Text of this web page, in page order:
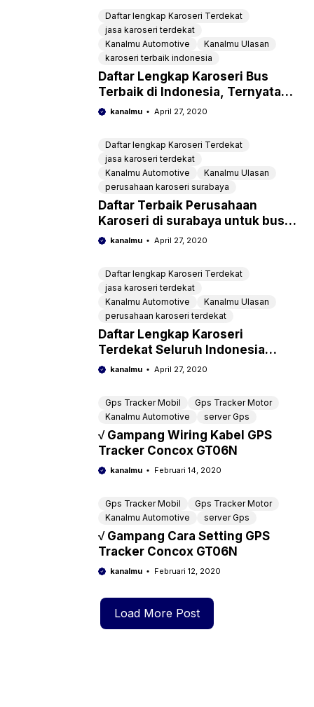
Daftar lengkap Karoseri Terdekat
jasa karoseri terdekat
Kanalmu Automotive
Kanalmu Ulasan
karoseri terbaik indonesia
Daftar Lengkap Karoseri Bus
Terbaik di Indonesia, Ternyata
Sudah Mendunia Juga
kanalmu April 27, 2020
Daftar lengkap Karoseri Terdekat
jasa karoseri terdekat
Kanalmu Automotive
Kanalmu Ulasan
perusahaan karoseri surabaya
Daftar Terbaik Perusahaan
Karoseri di surabaya untuk bus
dan truck lengkap dengan nomor
kanalmu April 27, 2020
Daftar lengkap Karoseri Terdekat
jasa karoseri terdekat
Kanalmu Automotive
Kanalmu Ulasan
perusahaan karoseri terdekat
Daftar Lengkap Karoseri
Terdekat Seluruh Indonesia
Bersertifikat
kanalmu April 27, 2020
Gps Tracker Mobil
Gps Tracker Motor
Kanalmu Automotive
server Gps
√ Gampang Wiring Kabel GPS
Tracker Concox GT06N
kanalmu Februari 14, 2020
Gps Tracker Mobil
Gps Tracker Motor
Kanalmu Automotive
server Gps
√ Gampang Cara Setting GPS
Tracker Concox GT06N
kanalmu Februari 12, 2020
Load More Post